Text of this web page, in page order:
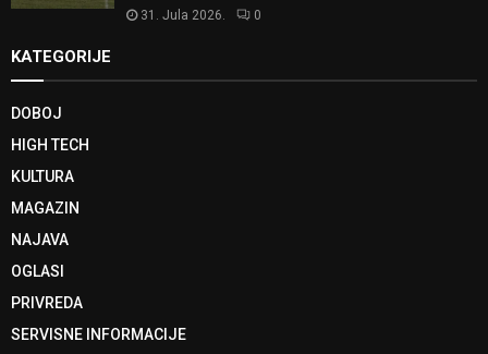
31. Jula 2026. 0
KATEGORIJE
DOBOJ
HIGH TECH
KULTURA
MAGAZIN
NAJAVA
OGLASI
PRIVREDA
SERVISNE INFORMACIJE